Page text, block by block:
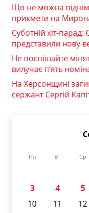
Що не можна
прикмети на
Суботній хіт-парад:
представили нову
Не поспішайте
вилучає п’ять
На Херсонщині
сержант Сергій
Пн Вт Ср
3
4 5
10
11 12